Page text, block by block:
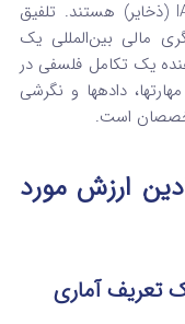
مالی بین‌المللی یک
یک تکامل فلسفی در
دادهها و نگرشی
است.
ارزش مورد